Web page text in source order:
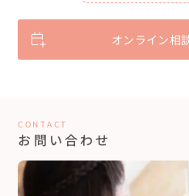
オンライン相
CONTACT
お問い合わせ